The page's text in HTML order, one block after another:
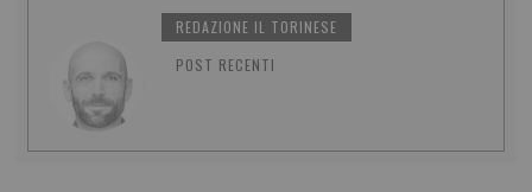
REDAZIONE IL TORINESE
POST RECENTI